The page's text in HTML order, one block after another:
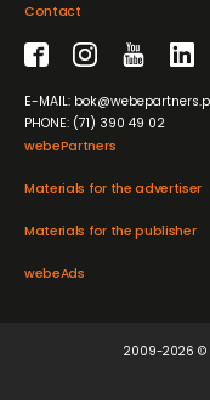
webePartners
Materials for the advertiser
Materials for the publisher
webeAds
Contact
E-MAIL:
PHONE: (71) 390 49 02
2009-2026 ©